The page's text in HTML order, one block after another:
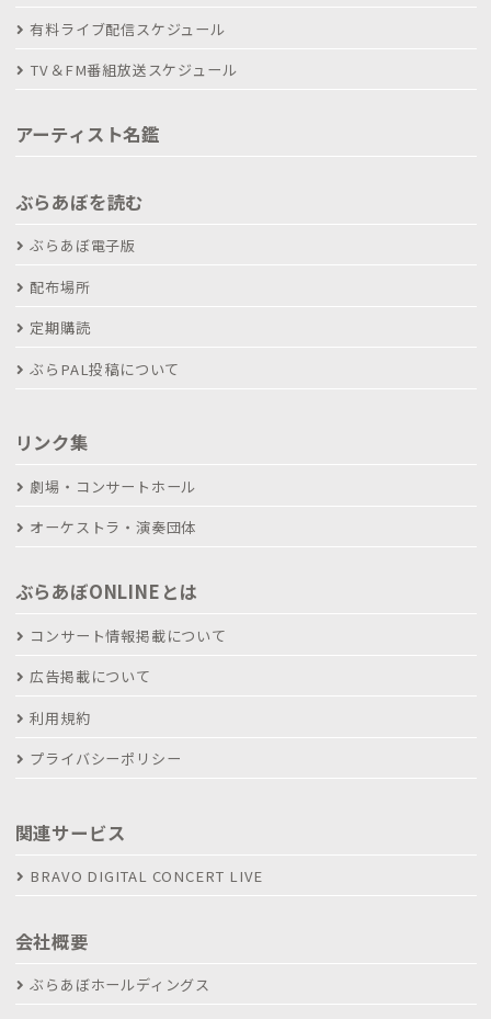
有料ライブ配信スケジュール
TV＆FM番組放送スケジュール
アーティスト名鑑
ぶらあぼを読む
ぶらあぼ電子版
配布場所
定期購読
ぶらPAL投稿について
リンク集
劇場・コンサートホール
オーケストラ・演奏団体
ぶらあぼONLINEとは
コンサート情報掲載について
広告掲載について
利用規約
プライバシーポリシー
関連サービス
BRAVO DIGITAL CONCERT LIVE
会社概要
ぶらあぼホールディングス